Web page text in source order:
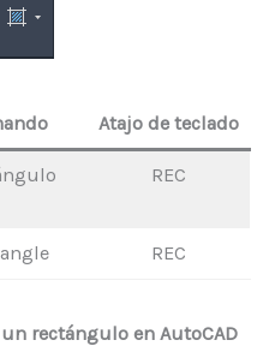
Atajo de teclado
REC
REC
rectángulo en AutoCAD